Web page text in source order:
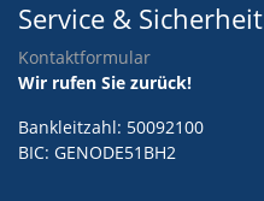
Service & Sicherheit
Kontaktformular
Wir rufen Sie zurück!
Bankleitzahl: 50092100
BIC: GENODE51BH2